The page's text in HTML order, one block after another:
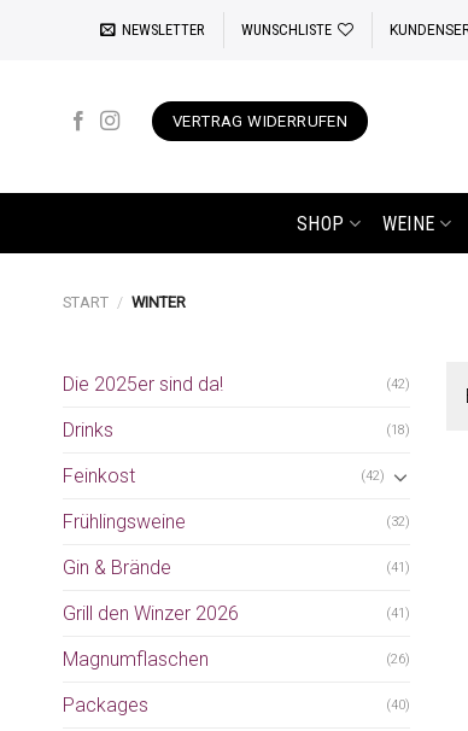
NEWSLETTER WUNSCHLISTE
VERTRAG WIDERRUFEN
SHOP WEINE
START / WINTER
Die 2025er sind da! (42)
Drinks (18)
Feinkost (42)
Frühlingsweine (32)
Gin & Brände (41)
Grill den Winzer 2026 (41)
Magnumflaschen (26)
Packages (40)